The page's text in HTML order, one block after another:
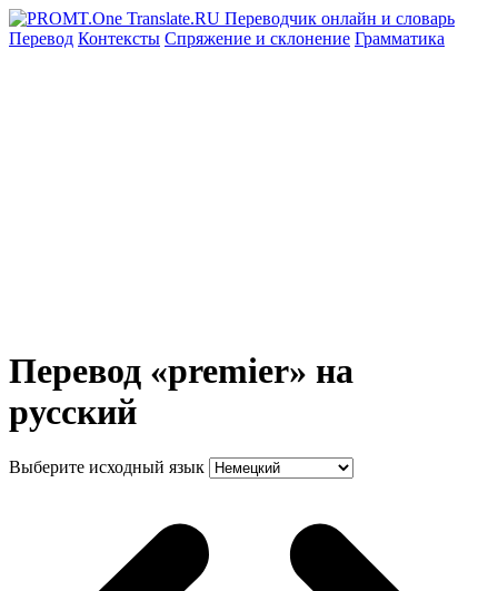
Перевод Контексты Спряжение и склонение Грамматика
Перевод «premier» на
русский
Выберите исходный язык